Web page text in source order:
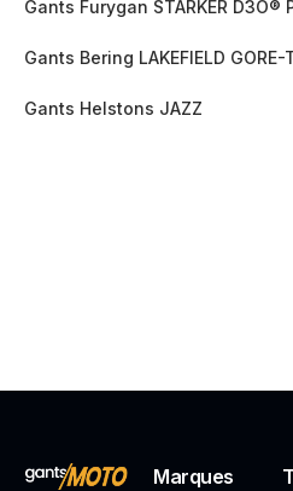
Gants Furygan STARKER D3O®
Gants Bering LAKEFIELD GORE-
Gants Helstons JAZZ
Marques